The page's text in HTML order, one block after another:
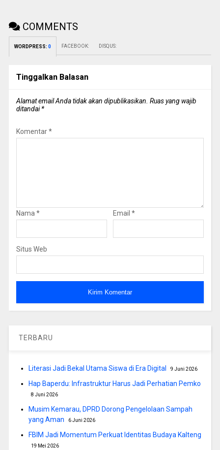
COMMENTS
WORDPRESS: 0 FACEBOOK: DISQUS:
Tinggalkan Balasan
Alamat email Anda tidak akan dipublikasikan. Ruas yang wajib
ditandai*
Komentar*
Nama* Email *
Situs Web
TERBARU
Literasi Jadi Bekal Utama Siswa di Era Digital 9 Juni 2026
Hap Baperdu: Infrastruktur Harus Jadi Perhatian Pemko
8 Juni 2026
Musim Kemarau, DPRD Dorong Pengelolaan Sampah
yang Aman
6 Juni 2026
FBIM Jadi Momentum Perkuat Identitas Budaya Kalteng
19 Mei 2026